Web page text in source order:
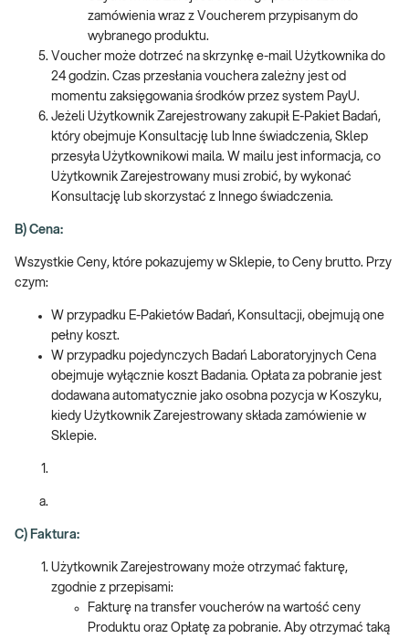
zamówienia wraz z Voucherem przypisanym do
wybranego produktu.
Voucher może dotrzeć na skrzynkę e-mail Użytkownika do
24 godzin. Czas przesłania vouchera zależny jest od
momentu zaksięgowania środków przez system PayU.
Jeżeli Użytkownik Zarejestrowany zakupił E-Pakiet Badań,
który obejmuje Konsultację lub Inne świadczenia, Sklep
przesyła Użytkownikowi maila. W mailu jest informacja, co
Użytkownik Zarejestrowany musi zrobić, by wykonać
Konsultację lub skorzystać z Innego świadczenia.
B) Cena:
Wszystkie Ceny, które pokazujemy w Sklepie, to Ceny brutto. Przy
czym:
W przypadku E-Pakietów Badań, Konsultacji, obejmują one
pełny koszt.
W przypadku pojedynczych Badań Laboratoryjnych Cena
obejmuje wyłącznie koszt Badania. Opłata za pobranie jest
dodawana automatycznie jako osobna pozycja w Koszyku,
kiedy Użytkownik Zarejestrowany składa zamówienie w
Sklepie.
C) Faktura:
Użytkownik Zarejestrowany może otrzymać fakturę,
zgodnie z przepisami:
Fakturę na transfer voucherów na wartość ceny
Produktu oraz Opłatę za pobranie. Aby otrzymać taką